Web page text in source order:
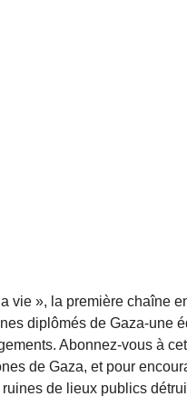
vie », la première chaîne
diplômés de Gaza-une
Abonnez-vous à
de Gaza, et pour
de lieux publics